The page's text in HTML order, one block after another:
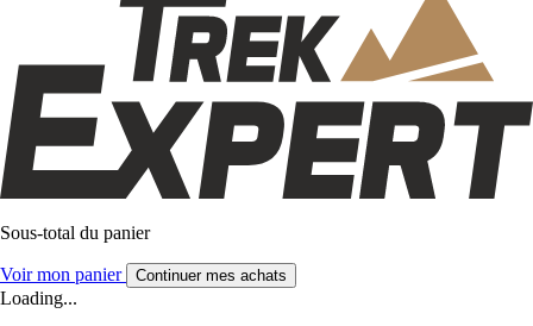
Sous-total du panier
Voir mon panier Continuer mes achats
Loading...